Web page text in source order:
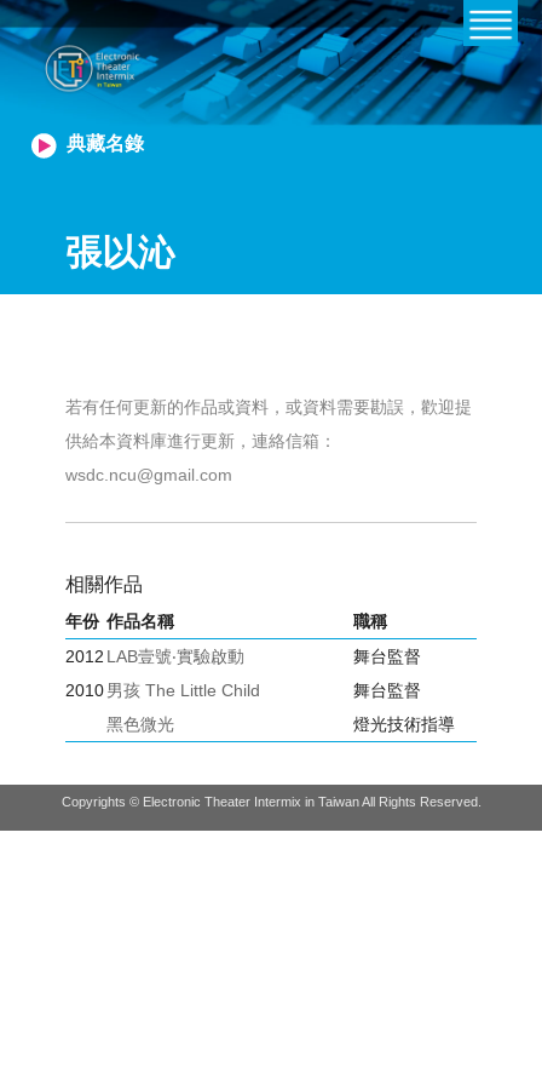
典藏名錄
張以沁
若有任何更新的作品或資料，或資料需要勘誤，歡迎提
供給本資料庫進行更新，連絡信箱：
wsdc.ncu@gmail.com
相關作品
年份 作品名稱
職稱
2012 LAB壹號‧實驗啟動
舞台監督
2010 男孩 The Little Child
舞台監督
黑色微光
燈光技術指導
Copyrights © Electronic Theater Intermix in Taiwan All Rights Reserved.